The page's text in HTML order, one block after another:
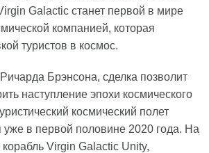
Galactic станет первой в мире
компанией, которая
туристов в космос.
Брэнсона, сделка позволит
наступление эпохи космического
космический полет
уже в первой половине 2020 года. На
корабль Virgin Galactic Unity,